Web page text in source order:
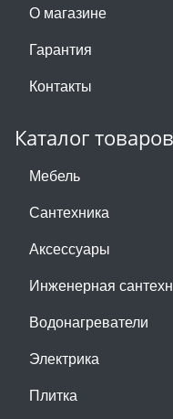
О магазине
Гарантия
Контакты
Каталог товаров
Мебель
Сантехника
Аксессуары
Инженерная
Водонагреватели
Электрика
Плитка